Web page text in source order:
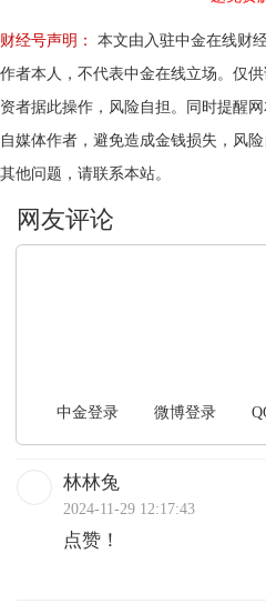
财经号声明：
本文由入驻中金在线财
作者本人，不代表中金在线立场。仅
资者据此操作，风险自担。同时提醒
自媒体作者，避免造成金钱损失，风
其他问题，请联系本站。
中金登录 微博登录
林林兔
2024-11-29 12:17:43
点赞！